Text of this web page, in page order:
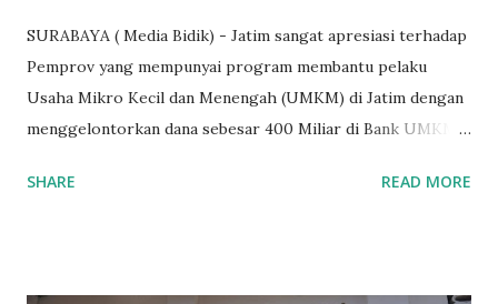
SURABAYA ( Media Bidik) - Jatim sangat apresiasi terhadap
Pemprov yang mempunyai program membantu pelaku
Usaha Mikro Kecil dan Menengah (UMKM) di Jatim dengan
menggelontorkan dana sebesar 400 Miliar di Bank UMKM
UMKM di Jatim. Namun Chusainuddin,S.Sos Anggota Komisi
SHARE READ MORE